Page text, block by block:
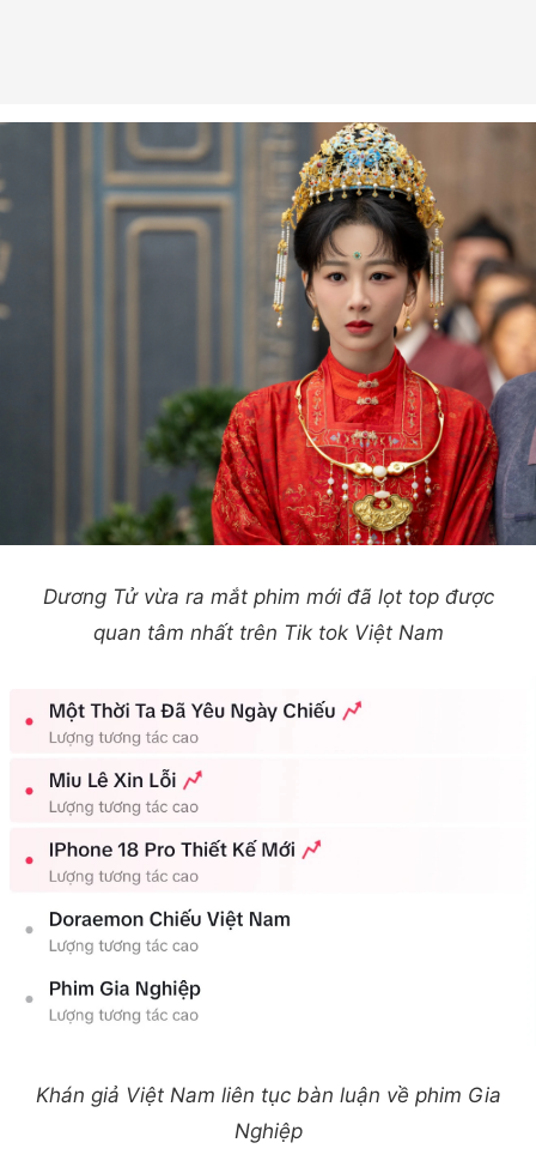
Dương Tử vừa ra mắt phim mới đã lọt top được
quan tâm nhất trên Tik tok Việt Nam
Khán giả Việt Nam liên tục bàn luận về phim Gia
Nghiệp